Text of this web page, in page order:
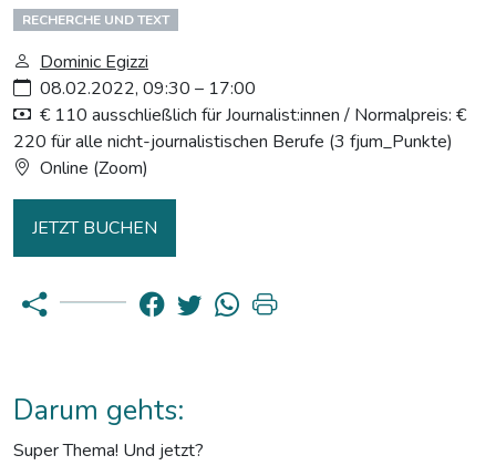
RECHERCHE UND TEXT
Dominic Egizzi
08.02.2022, 09:30 – 17:00
€ 110 ausschließlich für Journalist:innen / Normalpreis: €
220 für alle nicht-journalistischen Berufe (3 fjum_Punkte)
Online (Zoom)
JETZT BUCHEN
Darum gehts:
Super Thema! Und jetzt?